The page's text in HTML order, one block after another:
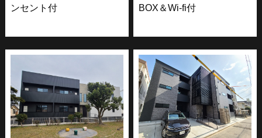
ンセント付
BOX＆Wi-fi付